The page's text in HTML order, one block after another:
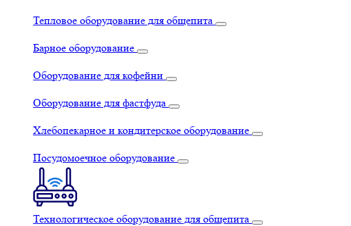
Тепловое оборудование для общепита
Барное оборудование
Оборудование для кофейни
Оборудование для фастфуда
Хлебопекарное и кондитерское оборудование
Посудомоечное оборудование
Технологическое оборудование для общепита